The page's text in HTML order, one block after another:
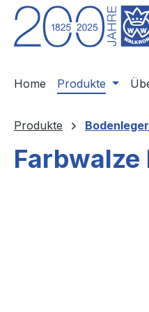
Hauptinhalt springen
Zur Suche springen
Zur Hauptnavigation
Home Produkte
Produkte